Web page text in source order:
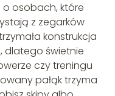
o osobach, które
z zegarków
konstrukcja
dlatego świetnie
czy treningu
pałąk trzyma